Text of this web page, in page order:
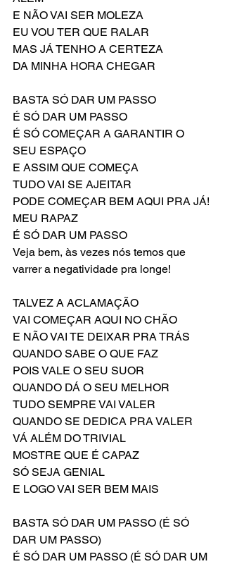
E NÃO VAI SER MOLEZA
EU VOU TER QUE RALAR
MAS JÁ TENHO A CERTEZA
DA MINHA HORA CHEGAR
BASTA SÓ DAR UM PASSO
É SÓ DAR UM PASSO
É SÓ COMEÇAR A GARANTIR O
SEU ESPAÇO
E ASSIM QUE COMEÇA
TUDO VAI SE AJEITAR
PODE COMEÇAR BEM AQUI PRA JÁ!
MEU RAPAZ
É SÓ DAR UM PASSO
Veja bem, às vezes nós temos que
varrer a negatividade pra longe!
TALVEZ A ACLAMAÇÃO
VAI COMEÇAR AQUI NO CHÃO
E NÃO VAI TE DEIXAR PRA TRÁS
QUANDO SABE O QUE FAZ
POIS VALE O SEU SUOR
QUANDO DÁ O SEU MELHOR
TUDO SEMPRE VAI VALER
QUANDO SE DEDICA PRA VALER
VÁ ALÉM DO TRIVIAL
MOSTRE QUE É CAPAZ
SÓ SEJA GENIAL
E LOGO VAI SER BEM MAIS
BASTA SÓ DAR UM PASSO (É SÓ
DAR UM PASSO)
É SÓ DAR UM PASSO (É SÓ DAR UM